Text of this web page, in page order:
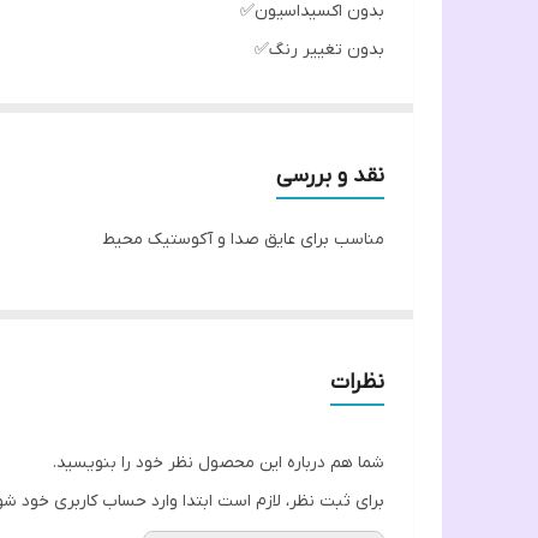
بدون اکسیداسیون✅
بدون تغییر رنگ✅
نقد و بررسی
مناسب برای عایق صدا و آکوستیک محیط
نظرات
شما هم درباره این محصول نظر خود را بنویسید.
برای ثبت نظر، لازم است ابتدا وارد حساب کاربری خود